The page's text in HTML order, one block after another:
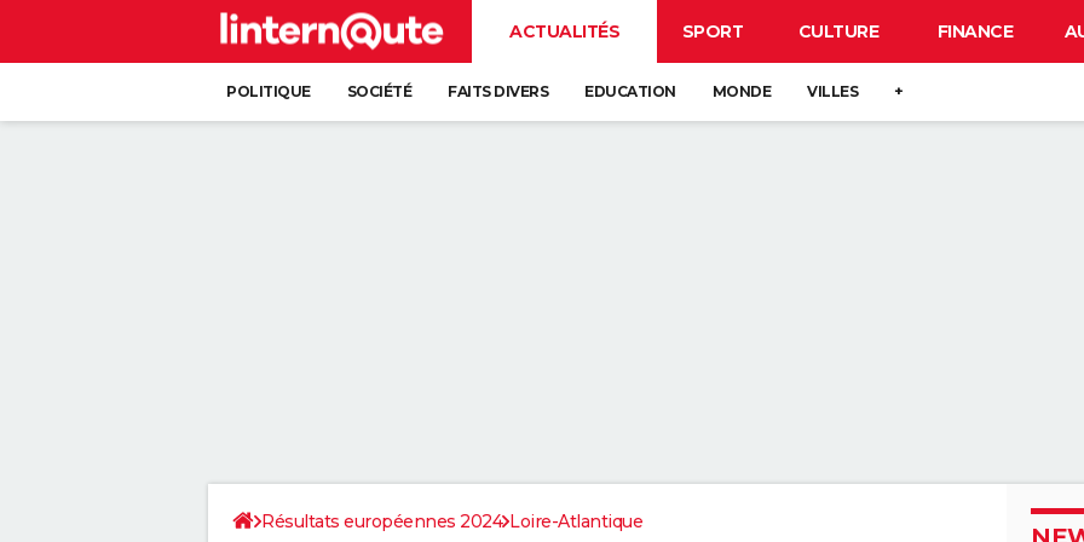
ACTUALITÉS SPORT CULTURE FINANCE
POLITIQUE SOCIÉTÉ FAITS DIVERS EDUCATION MONDE VILLES +
Résultats européennes 2024 Loire-Atlantique